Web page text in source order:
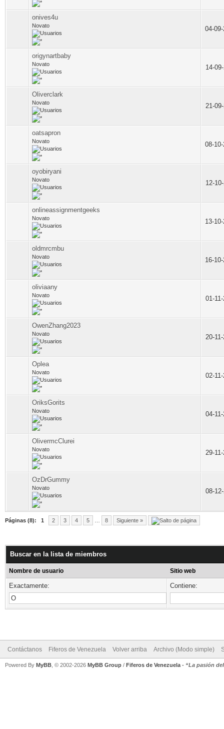
onives4u
Novato 04-
origynartbaby
Novato 14-
Oliverclark
Novato 21-
oatsapron
Novato 08-
oyobiryani
Novato 12-
onlineassignmentgeeks
Novato 13-
oldmrcmbu
Novato 16-
oliviaany
Novato 01-
OwenZhang2023
Novato 20-
Oplea
Novato 02-
OriksGorits
Novato 04-
OlivermcClurei
Novato 29-
OzDrGummy
Novato 08-
Páginas (8): 1 2 3 4 5 8 Siguiente »
Buscar en la lista de miembros
Nombre de usuario Sitio web
Exactamente: Contiene:
Contáctanos Fiferos de Venezuela Volver arriba Archivo (Modo simple)
Powered By MyBB , © 2002-2026 MyBB Group / Fiferos de Venezuela - “La pasión